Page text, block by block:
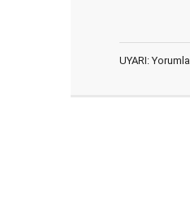
UYARI: